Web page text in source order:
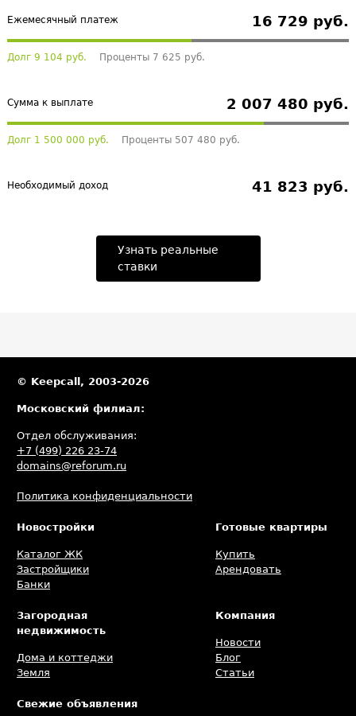
Ежемесячный платеж 16 729 руб.
Долг 9 104 руб. Проценты 7 625 руб.
Сумма к выплате 2 007 480 руб.
Долг 1 500 000 руб. Проценты 507 480 руб.
Необходимый доход 41 823 руб.
Узнать реальные
ставки
© Keepcall, 2003-2026
Московский филиал:
Отдел обслуживания:
+7 (499) 226 23-74
domains@reforum.ru
Политика конфиденциальности
Новостройки
Каталог ЖК
Застройщики
Банки
Готовые квартиры
Купить
Арендовать
Загородная
недвижимость
Дома и коттеджи
Земля
Компания
Новости
Блог
Статьи
Свежие объявления